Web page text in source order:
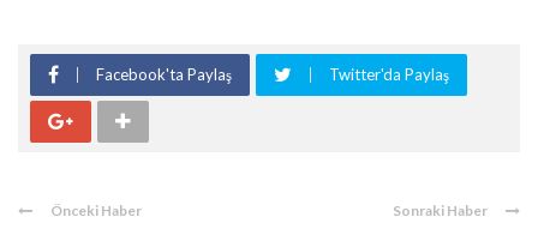
Facebook'ta Paylaş Twitter'da Paylaş
Önceki Haber Sonraki Haber